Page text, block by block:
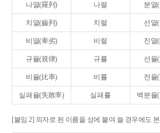
나열(羅列) 나렬 분열
치열(齒列) 치렬 선열
비열(卑劣) 비렬 진열
규율(規律) 규률 선율
비율(比率) 비률 전율
실패율(失敗率) 실패률 백분율
[붙임 2] 외자로 된 이름을 성에 붙여 쓸 경우에도